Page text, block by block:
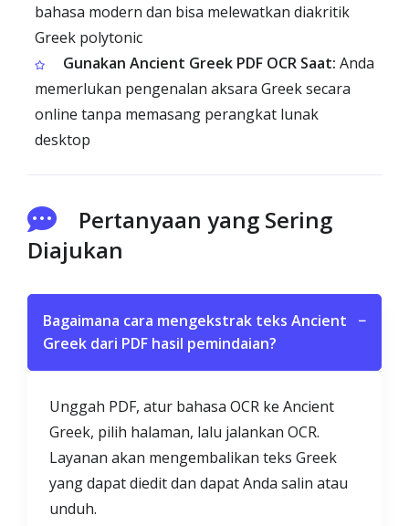
bahasa modern dan bisa melewatkan diakritik
Greek polytonic
Gunakan Ancient Greek PDF OCR Saat: Anda
memerlukan pengenalan aksara Greek secara
online tanpa memasang perangkat lunak
desktop
Pertanyaan yang Sering
Diajukan
Bagaimana cara mengekstrak teks Ancient
Greek dari PDF hasil pemindaian?
−
Unggah PDF, atur bahasa OCR ke Ancient
Greek, pilih halaman, lalu jalankan OCR.
Layanan akan mengembalikan teks Greek
yang dapat diedit dan dapat Anda salin atau
unduh.